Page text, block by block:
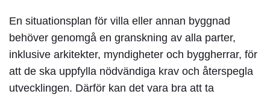
En situationsplan för villa eller annan byggnad
behöver genomgå en granskning av alla parter,
inklusive arkitekter, myndigheter och byggherrar, för
att de ska uppfylla nödvändiga krav och återspegla
utvecklingen. Därför kan det vara bra att ta